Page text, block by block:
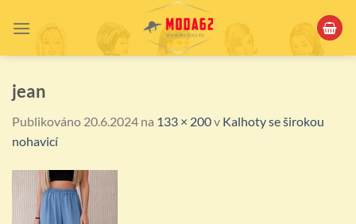
jean
Publikováno 20.6.2024 na 133 × 200v Kalhoty se širokou
nohavicí